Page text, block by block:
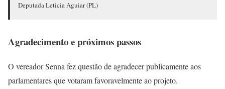
Deputada Leticia Aguiar (PL)
Agradecimento e próximos passos
O vereador Senna fez questão de agradecer publicamente aos
parlamentares que votaram favoravelmente ao projeto.